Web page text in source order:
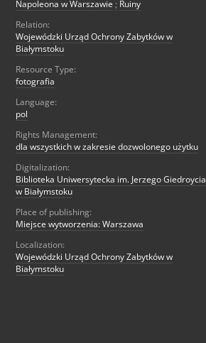
Napoleona w Warszawie ; Ruiny
Relation:
Wojewódzki Urząd Ochrony Zabytków w
Białymstoku
Resource Type:
fotografia
Language:
pol
Rights Management:
dla wszystkich w zakresie dozwolonego użytku
Digitalization:
Biblioteka Uniwersytecka im. Jerzego Giedroycia
w Białymstoku
Place of publishing:
Miejsce wytworzenia: Warszawa
Localization:
Wojewódzki Urząd Ochrony Zabytków w
Białymstoku